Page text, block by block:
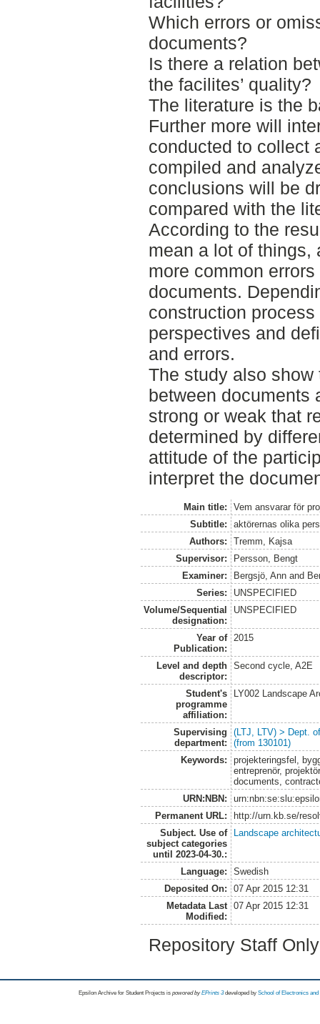
Which errors or
documents?
Is there a relation
the facilites’ quality?
The literature is the
Further more will
conducted to collect
compiled and
conclusions will be
compared with the
According to the
mean a lot of things,
more common
documents.
construction
perspectives and
and errors.
The study also
between documents
strong or weak that
determined by
attitude of the
interpret the
Main title:
Vem ansvarar för
Subtitle:
aktörernas olika
Authors:
Tremm, Kajsa
Supervisor:
Persson, Bengt
Examiner:
Bergsjö, Ann and
Series:
UNSPECIFIED
Volume/Sequential
designation:
UNSPECIFIED
Year of
Publication:
2015
Level and depth
descriptor:
Second cycle, A2E
Student's
programme
affiliation:
LY002 Landscape
Supervising
department:
(LTJ, LTV) > Dept.
(from 130101)
Keywords:
projekteringsfel,
entreprenör,
documents,
URN:NBN:
Permanent URL:
http://urn.kb.se/
Subject. Use of
subject categories
until 2023-04-30.:
Landscape
Language:
Swedish
Deposited On:
07 Apr 2015 12:31
Metadata Last
Modified:
07 Apr 2015 12:31
Repository Staff
Epsilon Archive for Student Projects is powored byEPrints 3 developed by School of Electronics